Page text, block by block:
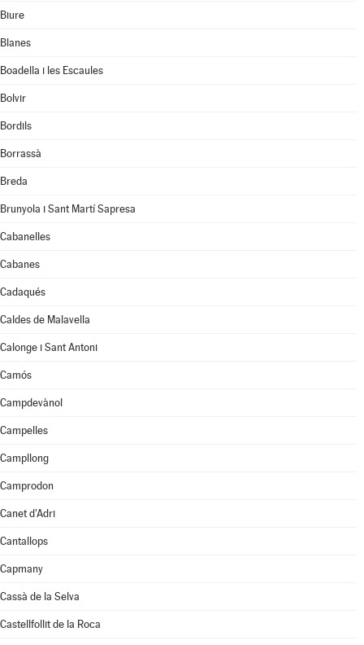
Biure
Blanes
Boadella i les Escaules
Bolvir
Bordils
Borrassà
Breda
Brunyola i Sant Martí Sapresa
Cabanelles
Cabanes
Cadaqués
Caldes de Malavella
Calonge i Sant Antoni
Camós
Campdevànol
Campelles
Campllong
Camprodon
Canet d'Adri
Cantallops
Capmany
Cassà de la Selva
Castellfollit de la Roca